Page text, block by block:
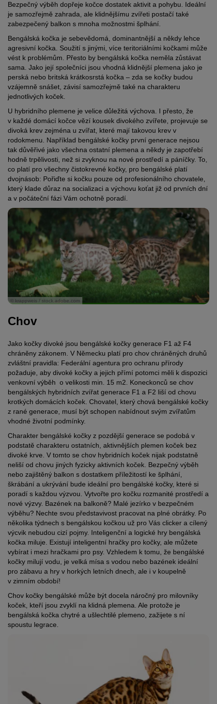
Bezpečný výběh dopřeje kočce dostatek aktivit a pohybu. Ideální
je samozřejmě zahrada, ale klidnějšímu zvířeti postačí také
zabezpečený balkon s mnoha možnostmi šplhání.
Bengálská kočka je sebevědomá, dominantnější a někdy lehce
agresivní kočka. Soužití s jinými, více teritoriálními kočkami může
vést k problémům. Přesto by bengálská kočka neměla zůstávat
sama. Jako její společníci jsou vhodná klidnější plemena jako je
perská nebo britská krátkosrstá kočka – zda se kočky budou
vzájemně snášet, závisí samozřejmě také na charakteru
jednotlivých koček.
U hybridního plemene je velice důležitá výchova. I přesto, že
v každé domácí kočce vězí kousek divokého zvířete, projevuje se
divoká krev zejména u zvířat, které mají takovou krev v
rodokmenu. Například bengálské kočky první generace nejsou
tak důvěřivé jako všechna ostatní plemena a někdy je zapotřebí
hodně trpělivosti, než si zvyknou na nové prostředí a páníčky. To,
co platí pro všechny čistokrevné kočky, pro bengálské platí
dvojnásob: Pořiďte si kočku pouze od profesionálního chovatele,
který klade důraz na socializaci a výchovu koťat již od prvních dní
a v počáteční fázi Vám ochotně poradí.
© krappweis / stock.adobe.com
Chov
Jako kočky divoké jsou bengálské kočky generace F1 až F4
chráněny zákonem. V Německu platí pro chov chráněných druhů
zvláštní pravidla: Federální agentura pro ochranu přírody
požaduje, aby divoké kočky a jejich přímí potomci měli k dispozici
venkovní výběh o velikosti min. 15 m2. Koneckonců se chov
bengálských hybridních zvířat generace F1 a F2 liší od chovu
krotkých domácích koček. Chovatel, který chová bengálské kočky
z rané generace, musí být schopen nabídnout svým zvířatům
vhodné životní podmínky.
Charakter bengálské kočky z pozdější generace se podobá v
podstatě charakteru ostatních, aktivnějších plemen koček bez
divoké krve. V tomto se chov hybridních koček nijak podstatně
neliší od chovu jiných fyzicky aktivních koček. Bezpečný výběh
nebo zajištěný balkon s dostatkem příležitostí ke šplhání,
škrábání a ukrývání bude ideální pro bengálské kočky, které si
poradí s každou výzvou. Vytvořte pro kočku rozmanité prostředí a
nové výzvy. Bazének na balkoně? Malé jezírko v bezpečném
výběhu? Nechte svou představivost pracovat na plné obrátky. Po
několika týdnech s bengálskou kočkou už pro Vás clicker a cílený
výcvik nebudou cizí pojmy. Inteligenční a logické hry bengálská
kočka miluje. Existují inteligentní hračky pro kočky, ale můžete
vybírat i mezi hračkami pro psy. Vzhledem k tomu, že bengálské
kočky milují vodu, je velká mísa s vodou nebo bazének ideální
pro zábavu a hry v horkých letních dnech, ale i v koupelně
v zimním období!
Chov kočky bengálské může být docela náročný pro milovníky
koček, kteří jsou zvyklí na klidná plemena. Ale protože je
bengálská kočka chytré a ušlechtilé plemeno, zažijete s ní
spoustu legrace.